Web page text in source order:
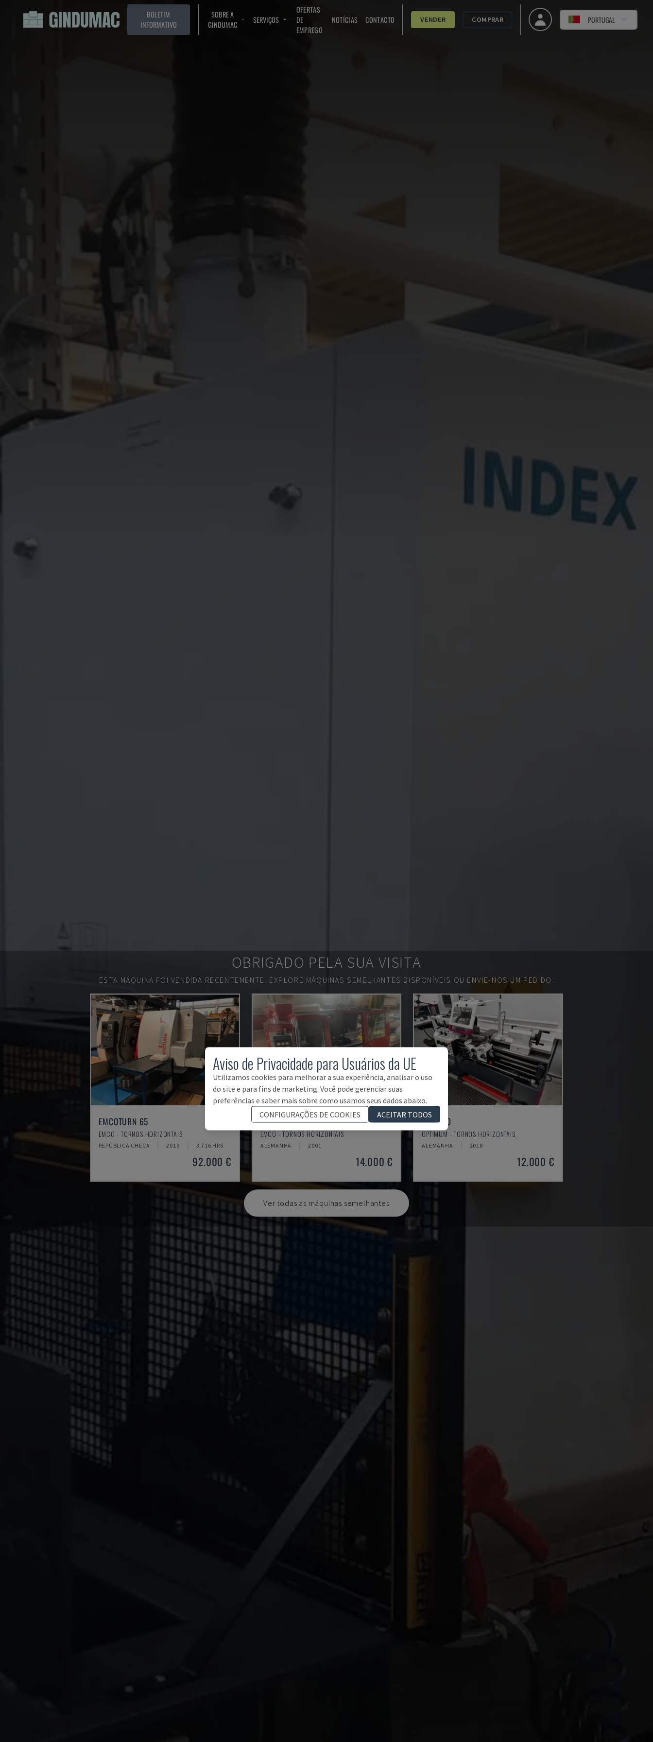
BOLETIM
INFORMATIVO
SOBRE A
GINDUMAC
SERVIÇOS
OFERTAS
DE
EMPREGO
NOTÍCIAS CONTACTO VENDER COMPRAR PORTUGAL
OBRIGADO PELA SUA VISITA
ESTA MÁQUINA FOI VENDIDA RECENTEMENTE. EXPLORE MÁQUINAS SEMELHANTES DISPONÍVEIS OU ENVIE-NOS UM PEDIDO.
EMCOTURN 65
EMCO - TORNOS HORIZONTAIS
REPÚBLICA CHECA 2019 3.716 HRS
92.000 €
EMCOMAT 200X1000
EMCO - TORNOS HORIZONTAIS
ALEMANHA 2001
14.000 €
TH 4610
OPTIMUM - TORNOS HORIZONTAIS
ALEMANHA 2018
12.000 €
Ver todas as máquinas semelhantes
Aviso de Privacidade para Usuários da UE
Utilizamos cookies para melhorar a sua experiência, analisar o uso
do site e para fins de marketing. Você pode gerenciar suas
preferências e saber mais sobre como usamos seus dados abaixo.
CONFIGURAÇÕES DE COOKIES
ACEITAR TODOS